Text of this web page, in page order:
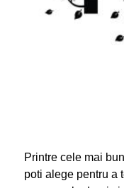
Printre cele mai
poti alege pentru a